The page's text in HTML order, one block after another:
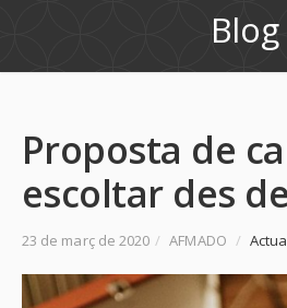
Blog
Proposta de
escoltar des
23 de març de 2020 / AFMADO /